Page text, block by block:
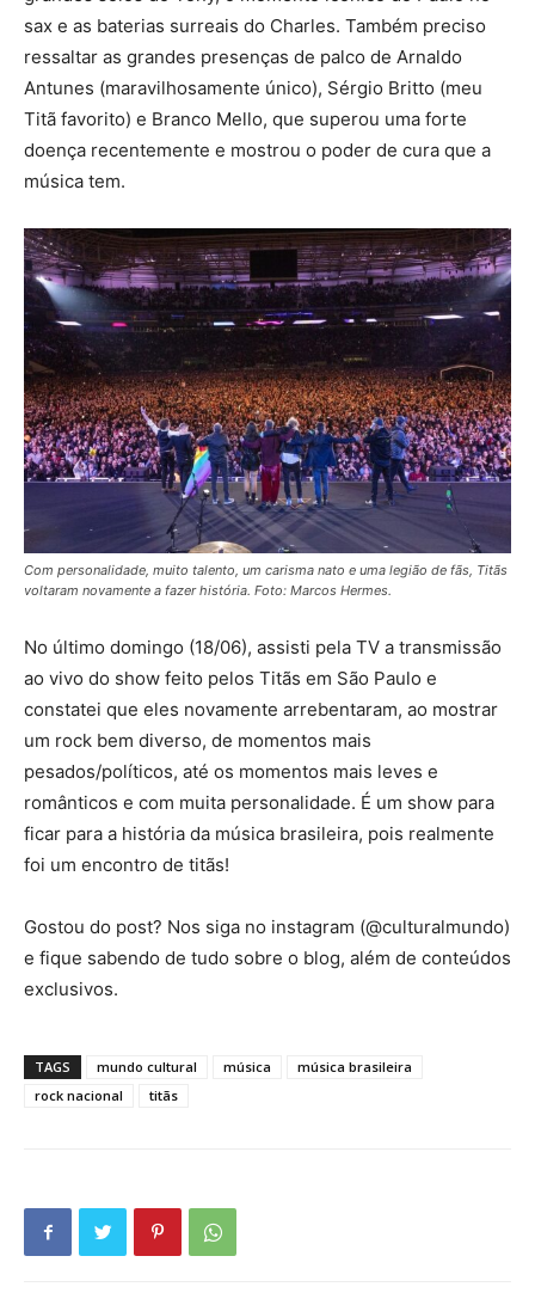
sax e as baterias surreais do Charles. Também preciso
ressaltar as grandes presenças de palco de Arnaldo
Antunes (maravilhosamente único), Sérgio Britto (meu
Titã favorito) e Branco Mello, que superou uma forte
doença recentemente e mostrou o poder de cura que a
música tem.
Com personalidade, muito talento, um carisma nato e uma legião de fãs, Titãs
voltaram novamente a fazer história. Foto: Marcos Hermes.
No último domingo (18/06), assisti pela TV a transmissão
ao vivo do show feito pelos Titãs em São Paulo e
constatei que eles novamente arrebentaram, ao mostrar
um rock bem diverso, de momentos mais
pesados/políticos, até os momentos mais leves e
românticos e com muita personalidade. É um show para
ficar para a história da música brasileira, pois realmente
foi um encontro de titãs!
Gostou do post? Nos siga no instagram (@culturalmundo)
e fique sabendo de tudo sobre o blog, além de conteúdos
exclusivos.
TAGS mundo cultural música
música brasileira
rock nacional
titãs